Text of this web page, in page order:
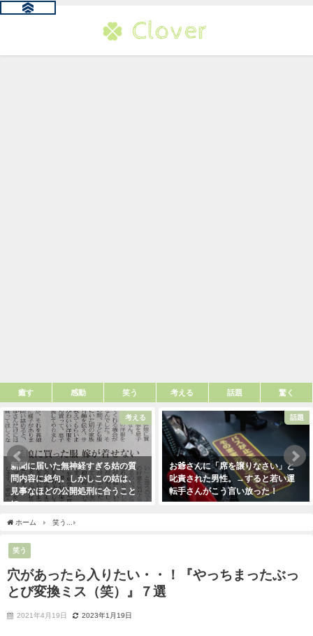
癒す 感動 笑う 考える 話題 驚く
考える
新聞に届いた無神経すぎる姑の質
問内容に絶句。しかしこの姑は、
見事なほどの公開処刑に合うこと
に・・・
2021年3月13日
話題
お爺さんに「席を譲りなさい」と
叱責された男性。→すると若い運
転手さんがこう言い放った！
ホーム 笑う
笑う
穴があったら入りたい・・！『やっちまったぶっ
とび変換ミス（笑）』７選
2021年4月19日 2023年1月19日